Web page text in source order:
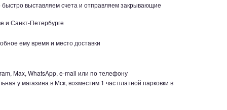
выставляем счета и отправляем закрывающие
и Санкт-Петербурге
ему время и место доставки
Max, WhatsApp, e-mail или по телефону
у магазина в Мск, возместим 1 час платной парковки в